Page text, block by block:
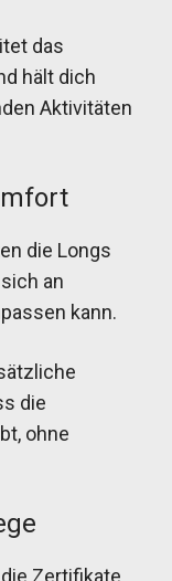
das
hält dich
Aktivitäten
die Longs
an
kann.
die
ohne
Zertifikate